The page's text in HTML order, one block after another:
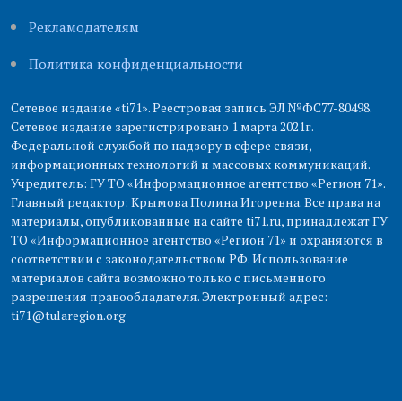
Рекламодателям
Политика конфиденциальности
Сетевое издание «ti71». Реестровая запись ЭЛ №ФС77-80498.
Сетевое издание зарегистрировано 1 марта 2021г.
Федеральной службой по надзору в сфере связи,
информационных технологий и массовых коммуникаций.
Учредитель: ГУ ТО «Информационное агентство «Регион 71».
Главный редактор: Крымова Полина Игоревна. Все права на
материалы, опубликованные на сайте ti71.ru, принадлежат ГУ
ТО «Информационное агентство «Регион 71» и охраняются в
соответствии с законодательством РФ. Использование
материалов сайта возможно только с письменного
разрешения правообладателя. Электронный адрес:
ti71@tularegion.org